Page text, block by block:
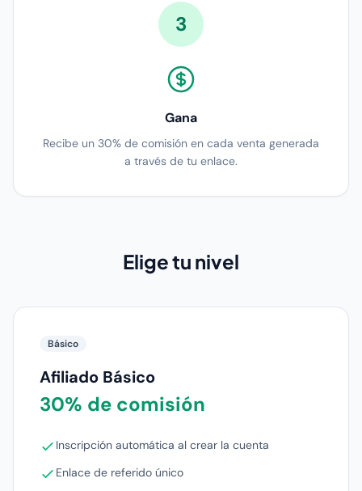
3
Gana
Recibe un 30% de comisión en cada venta generada
a través de tu enlace.
Elige tu nivel
Básico
Afiliado Básico
30% de comisión
Inscripción automática al crear la cuenta
Enlace de referido único